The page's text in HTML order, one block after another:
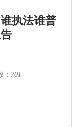
执法谁普
： 701